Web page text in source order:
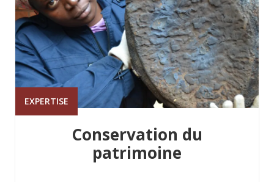
EXPERTISE
Conservation du
patrimoine